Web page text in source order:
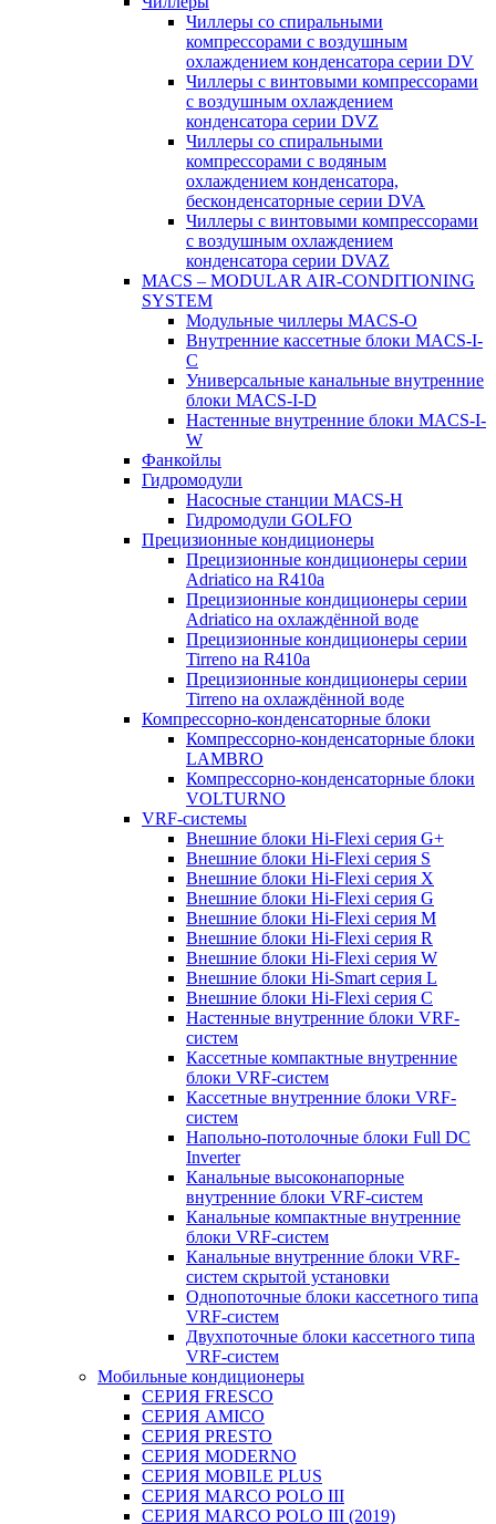
Чиллеры со спиральными
компрессорами с воздушным
охлаждением конденсатора серии DV
Чиллеры с винтовыми компрессорами
с воздушным охлаждением
конденсатора серии DVZ
Чиллеры со спиральными
компрессорами с водяным
охлаждением конденсатора,
бесконденсаторные серии DVA
Чиллеры с винтовыми компрессорами
с воздушным охлаждением
конденсатора серии DVAZ
MACS – MODULAR AIR-CONDITIONING
SYSTEM
Модульные чиллеры MACS-O
Внутренние кассетные блоки MACS-I-
C
Универсальные канальные внутренние
блоки MACS-I-D
Настенные внутренние блоки MACS-I-
W
Фанкойлы
Гидромодули
Насосные станции MACS-H
Гидромодули GOLFO
Прецизионные кондиционеры
Прецизионные кондиционеры серии
Adriatico на R410a
Прецизионные кондиционеры серии
Adriatico на охлаждённой воде
Прецизионные кондиционеры серии
Tirreno на R410a
Прецизионные кондиционеры серии
Tirreno на охлаждённой воде
Компрессорно-конденсаторные блоки
Компрессорно-конденсаторные блоки
LAMBRO
Компрессорно-конденсаторные блоки
VOLTURNO
VRF-системы
Внешние блоки Hi-Flexi серия G+
Внешние блоки Hi-Flexi серия S
Внешние блоки Hi-Flexi серия X
Внешние блоки Hi-Flexi серия G
Внешние блоки Hi-Flexi серия M
Внешние блоки Hi-Flexi серия R
Внешние блоки Hi-Flexi серия W
Внешние блоки Hi-Smart серия L
Внешние блоки Hi-Flexi серия C
Настенные внутренние блоки VRF-
систем
Кассетные компактные внутренние
блоки VRF-систем
Кассетные внутренние блоки VRF-
систем
Напольно-потолочные блоки Full DC
Inverter
Канальные высоконапорные
внутренние блоки VRF-систем
Канальные компактные внутренние
блоки VRF-систем
Канальные внутренние блоки VRF-
систем скрытой установки
Однопоточные блоки кассетного типа
VRF-систем
Двухпоточные блоки кассетного типа
VRF-систем
Мобильные кондиционеры
СЕРИЯ FRESCO
СЕРИЯ AMICO
СЕРИЯ PRESTO
СЕРИЯ MODERNO
СЕРИЯ MOBILE PLUS
СЕРИЯ MARCO POLO III
СЕРИЯ MARCO POLO III (2019)